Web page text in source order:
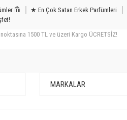
𐙏 ★ En Çok Satan Erkek Parfümleri
1500 TL ve üzeri Kargo ÜCRETSİZ!
MARKALAR